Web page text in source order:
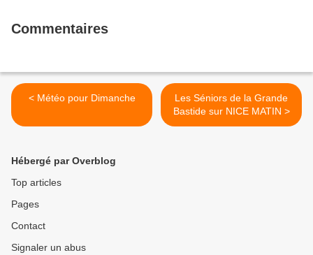
Commentaires
< Météo pour Dimanche
Les Séniors de la Grande
Bastide sur NICE MATIN >
Hébergé par Overblog
Top articles
Pages
Contact
Signaler un abus